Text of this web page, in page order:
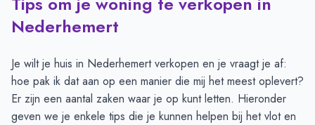
Nederhemert
Je wilt je huis in Nederhemert verkopen en je vraagt je af:
hoe pak ik dat aan op een manier die mij het meest oplevert?
Er zijn een aantal zaken waar je op kunt letten. Hieronder
geven we je enkele tips die je kunnen helpen bij het vlot en